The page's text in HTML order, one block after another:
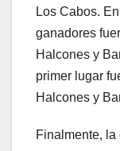
Los Cabos.
ganadores
Halcones y
primer lugar
Halcones y
Finalmente,